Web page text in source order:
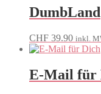
DumbLand
CHF 39.90 inkl.
E-Mail für